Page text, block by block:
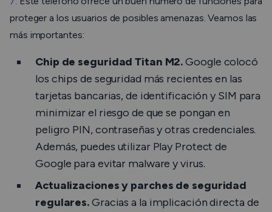
proteger a los usuarios de posibles amenazas. Veamos las
más importantes:
Chip de seguridad Titan M2.Google colocó
los chips de seguridad más recientes en las
tarjetas bancarias, de identificación y SIM para
minimizar el riesgo de que se pongan en
peligro PIN, contraseñas y otras credenciales.
Además, puedes utilizar Play Protect de
Google para evitar malware y virus.
Actualizaciones y parches de seguridad
regulares.Gracias a la implicación directa de